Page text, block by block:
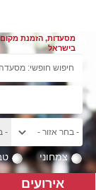
מסעדות, הזמנת
בישראל
צמחוני
אירועים